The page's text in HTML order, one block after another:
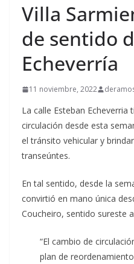
Villa
de sentido
Echeverría
11 noviembre, 2022
La calle Esteban
circulación desde esta
el tránsito vehicular y
transeúntes.
En tal sentido, desde la
convirtió en mano única
Coucheiro, sentido sureste
“El cambio de
plan de